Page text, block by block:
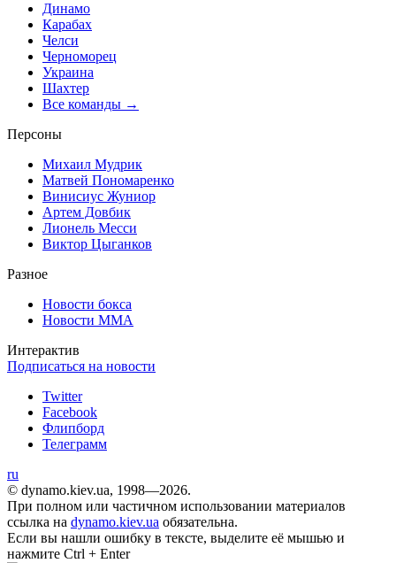
Динамо
Карабах
Челси
Черноморец
Украина
Шахтер
Все команды →
Персоны
Михаил Мудрик
Матвей Пономаренко
Винисиус Жуниор
Артем Довбик
Лионель Месси
Виктор Цыганков
Разное
Новости бокса
Новости ММА
Интерактив
Подписаться на новости
Twitter
Facebook
Флипборд
Телеграмм
ru
© dynamo.kiev.ua, 1998—2026.
При полном или частичном использовании материалов
ссылка на dynamo.kiev.ua обязательна.
Если вы нашли ошибку в тексте, выделите её мышью и
нажмите Ctrl + Enter